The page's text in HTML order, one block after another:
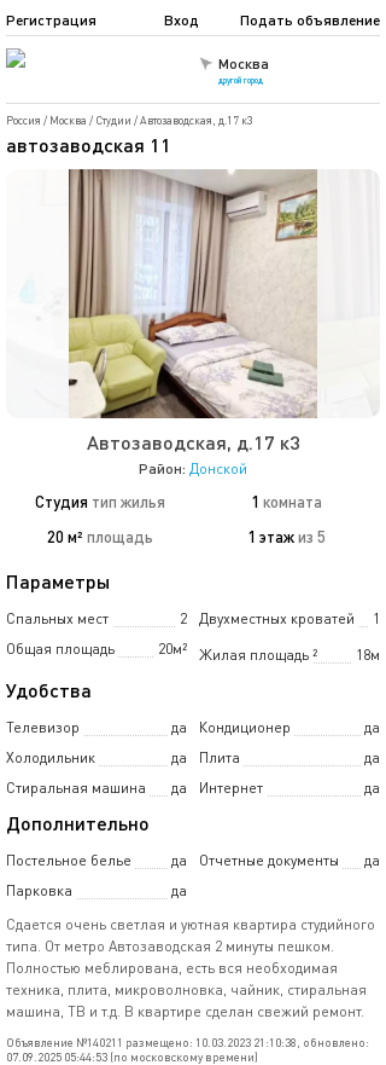
Москва
другой город
Подать объявление
Регистрация Вход
Россия / Москва / Студии /Автозаводская, д.17 к3
автозаводская 11
Автозаводская, д.17 к3
Район: Донской
Студия тип жилья 1 комната
20 м² площадь 1 этажиз 5
Параметры
Спальных мест 2 Двухместных кроватей
1
Общая площадь
20м² Жилая площадь 18м
²
Удобства
Телевизор да Кондиционер
да
Холодильник
да Плита
да
Стиральная машина
да Интернет да
Дополнительно
Постельное белье да Отчетные документы
да
Парковка
да
Сдается очень светлая и уютная квартира студийного
типа. От метро Автозаводская 2 минуты пешком.
Полностью меблирована, есть вся необходимая
техника, плита, микроволновка, чайник, стиральная
машина, ТВ и т.д. В квартире сделан свежий ремонт.
Объявление №140211 размещено: 10.03.2023 21:10:38, обновлено:
07.09.2025 05:44:53 (по московскому времени)